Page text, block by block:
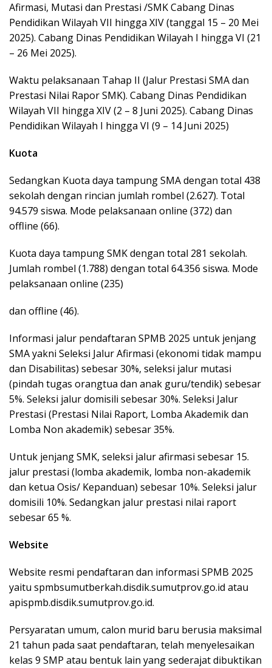
Afirmasi, Mutasi dan Prestasi /SMK Cabang Dinas
Pendidikan Wilayah VII hingga XIV (tanggal 15 – 20 Mei
2025). Cabang Dinas Pendidikan Wilayah I hingga VI (21
– 26 Mei 2025).
Waktu pelaksanaan Tahap II (Jalur Prestasi SMA dan
Prestasi Nilai Rapor SMK). Cabang Dinas Pendidikan
Wilayah VII hingga XIV (2 – 8 Juni 2025). Cabang Dinas
Pendidikan Wilayah I hingga VI (9 – 14 Juni 2025)
Kuota
Sedangkan Kuota daya tampung SMA dengan total 438
sekolah dengan rincian jumlah rombel (2.627). Total
94.579 siswa. Mode pelaksanaan online (372) dan
offline (66).
Kuota daya tampung SMK dengan total 281 sekolah.
Jumlah rombel (1.788) dengan total 64.356 siswa. Mode
pelaksanaan online (235)
dan offline (46).
Informasi jalur pendaftaran SPMB 2025 untuk jenjang
SMA yakni Seleksi Jalur Afirmasi (ekonomi tidak mampu
dan Disabilitas) sebesar 30%, seleksi jalur mutasi
(pindah tugas orangtua dan anak guru/tendik) sebesar
5%. Seleksi jalur domisili sebesar 30%. Seleksi Jalur
Prestasi (Prestasi Nilai Raport, Lomba Akademik dan
Lomba Non akademik) sebesar 35%.
Untuk jenjang SMK, seleksi jalur afirmasi sebesar 15.
jalur prestasi (lomba akademik, lomba non-akademik
dan ketua Osis/ Kepanduan) sebesar 10%. Seleksi jalur
domisili 10%. Sedangkan jalur prestasi nilai raport
sebesar 65 %.
Website
Website resmi pendaftaran dan informasi SPMB 2025
yaitu spmbsumutberkah.disdik.sumutprov.go.id atau
apispmb.disdik.sumutprov.go.id.
Persyaratan umum, calon murid baru berusia maksimal
21 tahun pada saat pendaftaran, telah menyelesaikan
kelas 9 SMP atau bentuk lain yang sederajat dibuktikan